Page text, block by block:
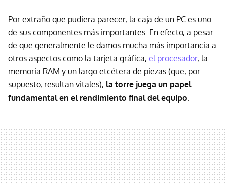
Por extraño que pudiera parecer, la caja de un PC es uno
de sus componentes más importantes. En efecto, a pesar
de que generalmente le damos mucha más importancia a
otros aspectos como la tarjeta gráfica, el procesador, la
memoria RAM y un largo etcétera de piezas (que, por
supuesto, resultan vitales), la torre juega un papel
fundamental en el rendimiento final del equipo.